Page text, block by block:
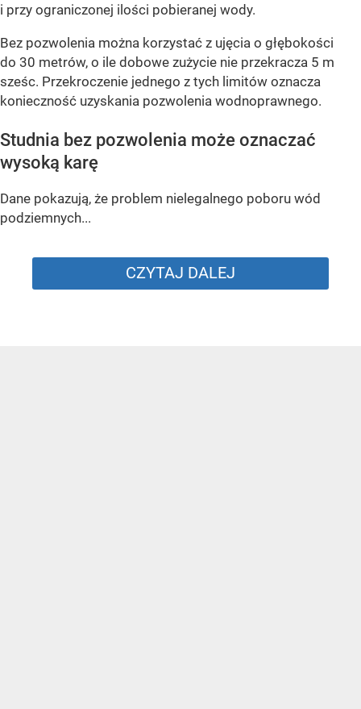
i przy ograniczonej ilości pobieranej wody.
Bez pozwolenia można korzystać z ujęcia o głębokości
do 30 metrów, o ile dobowe zużycie nie przekracza 5 m
sześc. Przekroczenie jednego z tych limitów oznacza
konieczność uzyskania pozwolenia wodnoprawnego.
Studnia bez pozwolenia może oznaczać
wysoką karę
Dane pokazują, że problem nielegalnego poboru wód
podziemnych...
CZYTAJ DALEJ